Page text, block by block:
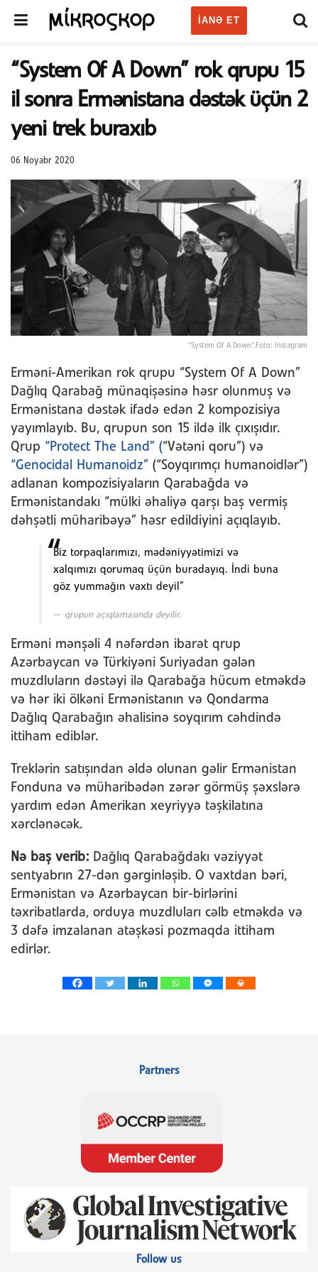
IANƏ ET
“System Of A Down” rok qrupu 15
il sonra Ermənistana dəstək üçün 2
yeni trek buraxıb
06 Noyabr 2020
"System Of A Down".Foto: Instagram
Erməni-Amerikan rok qrupu “System Of A Down”
Dağlıq Qarabağ münaqişəsinə həsr olunmuş və
Ermənistana dəstək ifadə edən 2 kompozisiya
yayımlayıb. Bu, qrupun son 15 ildə ilk çıxışıdır.
Qrup “Protect The Land” (“Vətəni qoru”) və
“Genocidal Humanoidz” (“Soyqırımçı humanoidlər”)
adlanan kompozisiyaların Qarabağda və
Ermənistandakı “mülki əhaliyə qarşı baş vermiş
dəhşətli müharibəyə” həsr edildiyini açıqlayıb.
Biz torpaqlarımızı, mədəniyyətimizi və
xalqımızı qorumaq üçün buradayıq. İndi buna
göz yummağın vaxtı deyil”
qrupun açıqlamasında deyilir.
Erməni mənşəli 4 nəfərdən ibarət qrup
Azərbaycan və Türkiyəni Suriyadan gələn
muzdluların dəstəyi ilə Qarabağa hücum etməkdə
və hər iki ölkəni Ermənistanın və Qondarma
Dağlıq Qarabağın əhalisinə soyqırım cəhdində
ittiham ediblər.
Treklərin satışından əldə olunan gəlir Ermənistan
Fonduna və müharibədən zərər görmüş şəxslərə
yardım edən Amerikan xeyriyyə təşkilatına
xərclənəcək.
Nə baş verib: Dağlıq Qarabağdakı vəziyyət
sentyabrın 27-dən gərginləşib. O vaxtdan bəri,
Ermənistan və Azərbaycan bir-birlərini
təxribatlarda, orduya muzdluları cəlb etməkdə və
3 dəfə imzalanan atəşkəsi pozmaqda ittiham
edirlər.
Partners
Follow us